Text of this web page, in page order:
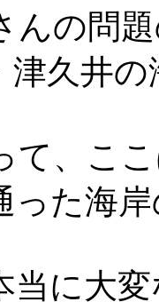
の問
久井の
、こ
た海岸
に大